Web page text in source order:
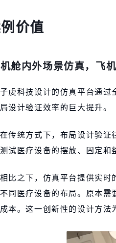
价值
机舱内外场景仿真，飞
子虔科技设计的仿真平台通过
局设计验证效率的巨大提升。
在传统方式下，布局设计验证
测试医疗设备的摆放、固定和
相比之下，仿真平台提供实时
不同医疗设备的布局。原本
成本。这一创新性的设计方法